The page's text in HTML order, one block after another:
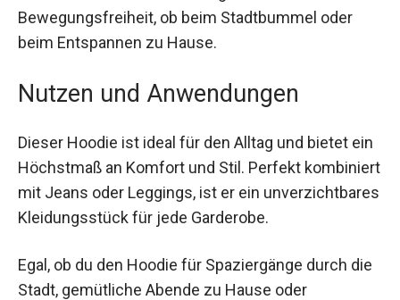
Dank der seitlichen Schlitze genießt du maximale
Bewegungsfreiheit, ob beim Stadtbummel oder
beim Entspannen zu Hause.
Nutzen und Anwendungen
Dieser Hoodie ist ideal für den Alltag und bietet
ein Höchstmaß an Komfort und Stil. Perfekt
kombiniert mit Jeans oder Leggings, ist er ein
unverzichtbares Kleidungsstück für jede
Garderobe.